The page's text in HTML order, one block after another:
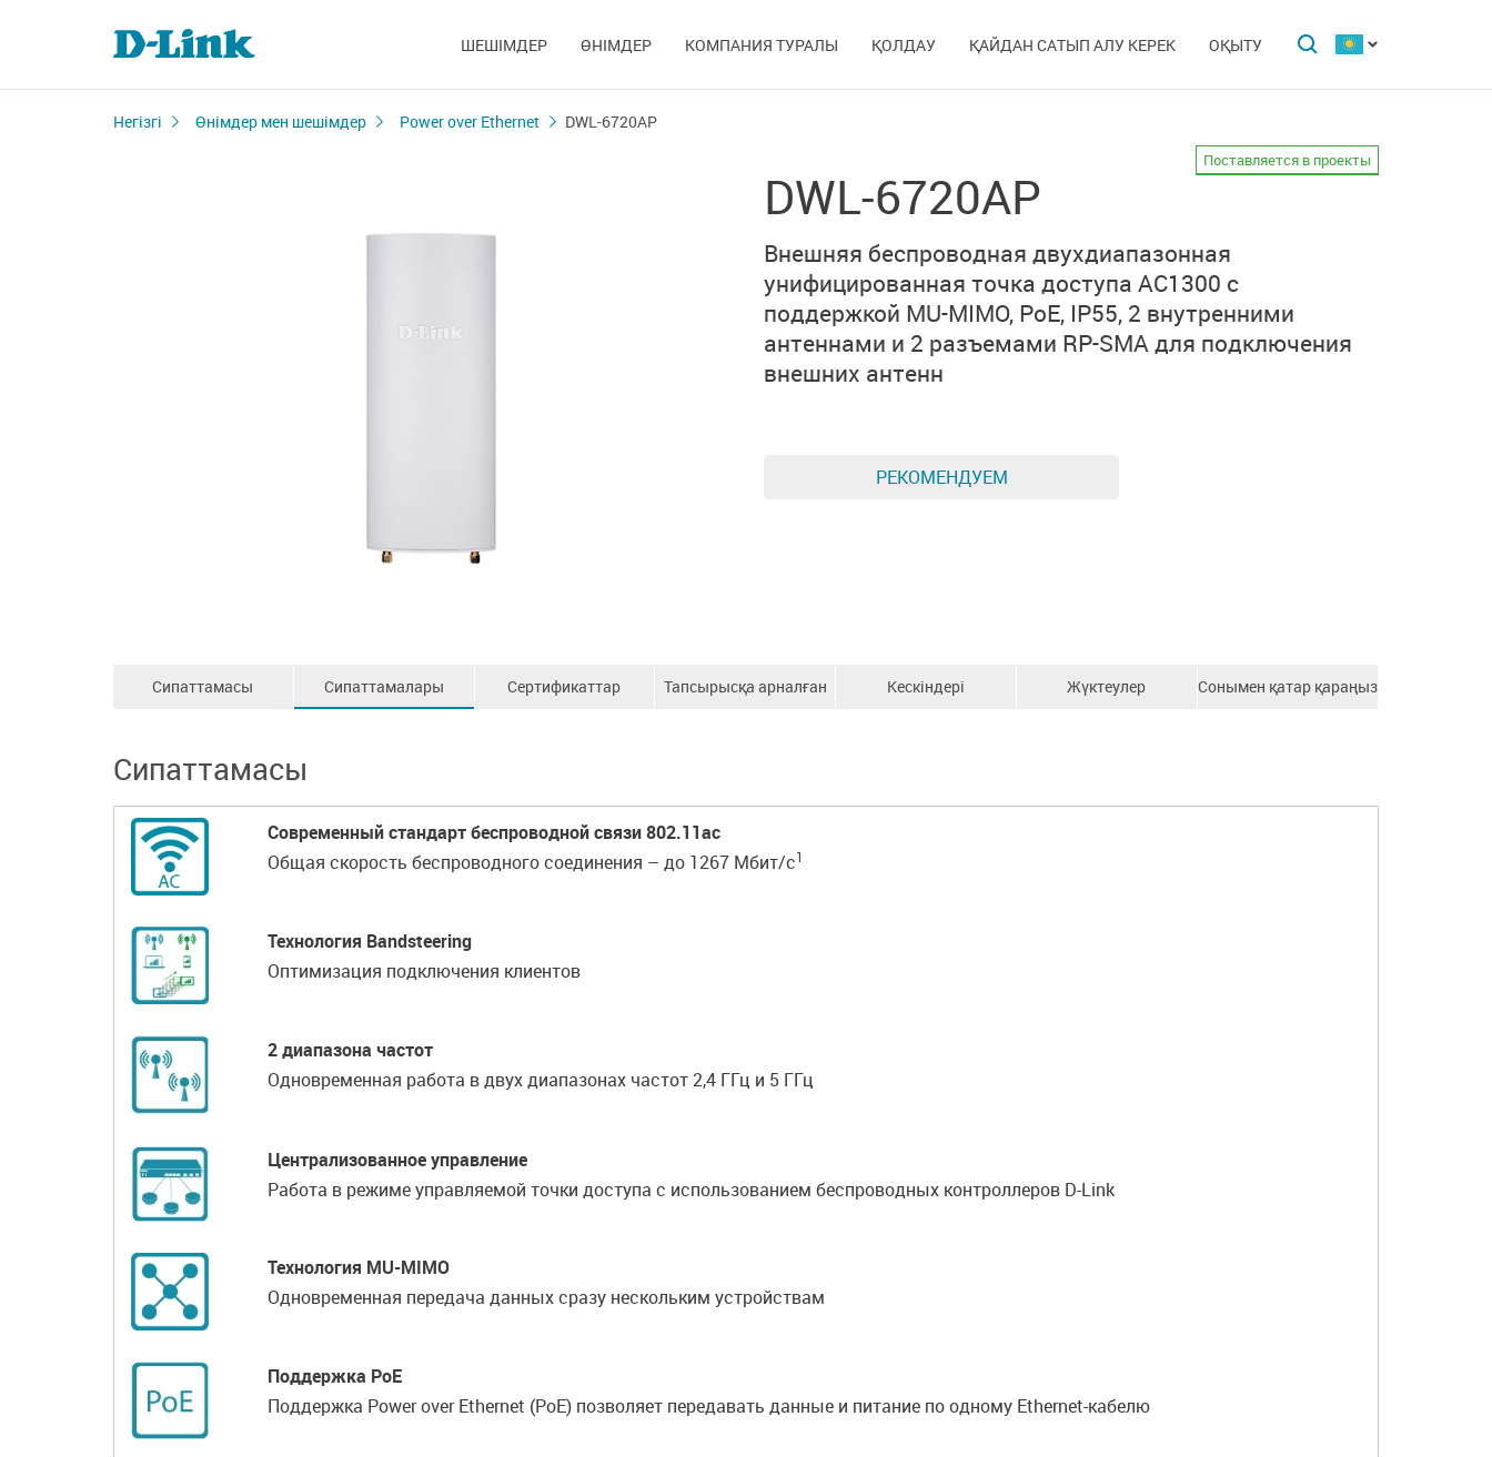
ШЕШІМДЕР ӨНІМДЕР КОМПАНИЯ ТУРАЛЫ ҚОЛДАУ ҚАЙДАН САТЫП АЛУ КЕРЕК ОҚЫТУ
Негізгі Өнімдер мен шешімдер Power over Ethernet DWL-6720AP
DWL-6720AP
Поставляется в проекты
Внешняя беспроводная двухдиапазонная
унифицированная точка доступа AC1300 с
поддержкой MU-MIMO, PoE, IP55, 2 внутренними
антеннами и 2 разъемами RP-SMAдля подключения
внешних антенн
РЕКОМЕНДУЕМ
Сипаттамасы Сипаттамалары Сертификаттар Тапсырысқа арналған Кескіндері Жүктеулер Сонымен қатар қараңыз
Сипаттамасы
Современный стандарт беспроводной связи 802.11ac
Общая скорость беспроводного соединения – до 1267 Мбит/с1
Технология Bandsteering
Оптимизация подключения клиентов
2 диапазона частот
Одновременная работа в двух диапазонах частот 2,4 ГГц и 5 ГГц
Централизованное управление
Работа в режиме управляемой точки доступа с использованием беспроводных контроллеров D-Link
Технология MU-MIMO
Одновременная передача данных сразу нескольким устройствам
Поддержка PoE
Поддержка Power over Ethernet (PoE) позволяет передавать данные и питание по одному Ethernet-кабелю